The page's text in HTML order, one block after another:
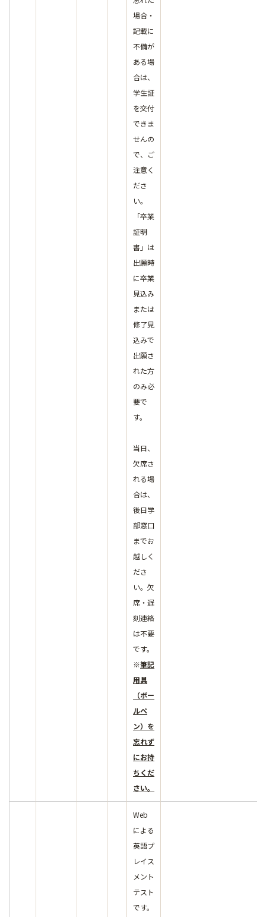
場合・
記載に
不備が
ある場
合は、
学生証
を交付
できま
せんの
で、ご
注意く
ださ
い。
「卒業
証明
書」は
出願時
に卒業
見込み
または
修了見
込みで
出願さ
れた方
のみ必
要で
す。
当日、
欠席さ
れる場
合は、
後日学
部窓口
までお
越しく
ださ
い。欠
席・遅
刻連絡
は不要
です。
※筆記
用具
（ボー
ルペ
ン）を
忘れず
にお持
ちくだ
さい。
Web
による
英語プ
レイス
メント
テスト
です。